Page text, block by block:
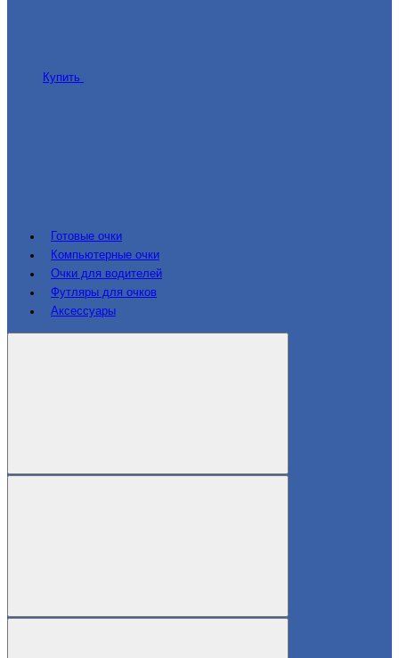
Купить
Готовые очки
Компьютерные очки
Очки для водителей
Футляры для очков
Аксессуары